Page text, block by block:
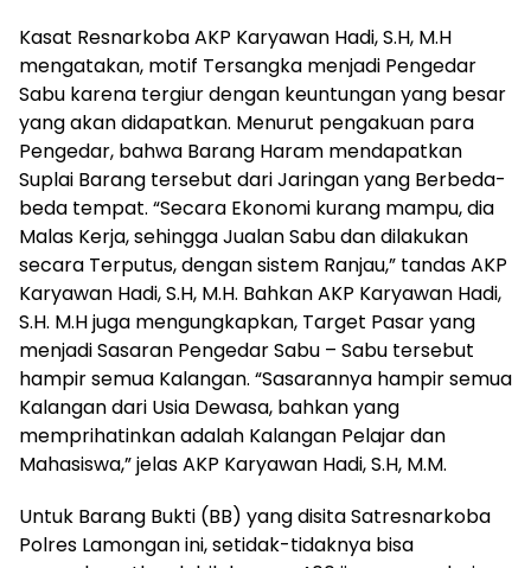
Kasat Resnarkoba AKP Karyawan Hadi, S.H, M.H
mengatakan, motif Tersangka menjadi Pengedar
Sabu karena tergiur dengan keuntungan yang besar
yang akan didapatkan. Menurut pengakuan para
Pengedar, bahwa Barang Haram mendapatkan
Suplai Barang tersebut dari Jaringan yang Berbeda-
beda tempat. “Secara Ekonomi kurang mampu, dia
Malas Kerja, sehingga Jualan Sabu dan dilakukan
secara Terputus, dengan sistem Ranjau,” tandas AKP
Karyawan Hadi, S.H, M.H. Bahkan AKP Karyawan Hadi,
S.H. M.H juga mengungkapkan, Target Pasar yang
menjadi Sasaran Pengedar Sabu – Sabu tersebut
hampir semua Kalangan. “Sasarannya hampir semua
Kalangan dari Usia Dewasa, bahkan yang
memprihatinkan adalah Kalangan Pelajar dan
Mahasiswa,” jelas AKP Karyawan Hadi, S.H, M.M.
Untuk Barang Bukti (BB) yang disita Satresnarkoba
Polres Lamongan ini, setidak-tidaknya bisa